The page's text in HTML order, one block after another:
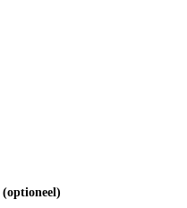
(optioneel)